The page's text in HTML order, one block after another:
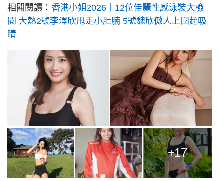
相關閱讀： 香港小姐2026丨12位佳麗性感泳裝大檢
閱 大熱2號李澤欣甩走小肚腩 5號魏欣傲人上圍超吸
睛
+17